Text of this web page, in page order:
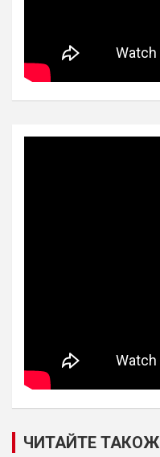
ЧИТАЙТЕ ТАКОЖ